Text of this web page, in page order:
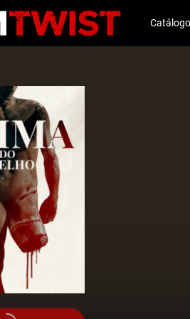
Catálogo